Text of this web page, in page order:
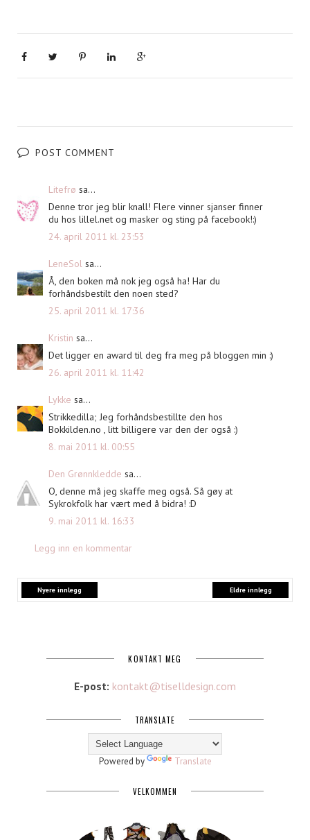
POST COMMENT
Litefrø sa...
Denne tror jeg blir knall! Flere vinner sjanser finner
du hos lillel.net og masker og sting på facebook!:)
24. april 2011 kl. 23:53
LeneSol sa...
Å, den boken må nok jeg også ha! Har du
forhåndsbestilt den noen sted?
25. april 2011 kl. 17:36
Kristin sa...
Det ligger en award til deg fra meg på bloggen min :)
26. april 2011 kl. 11:42
Lykke sa...
Strikkedilla; Jeg forhåndsbestillte den hos
Bokkilden.no , litt billigere var den der også :)
8. mai 2011 kl. 00:55
Den Grønnkledde sa...
O, denne må jeg skaffe meg også. Så gøy at
Sykrokfolk har vært med å bidra! :D
9. mai 2011 kl. 16:33
Legg inn en kommentar
Nyere innlegg Eldre innlegg
KONTAKT MEG
E-post: kontakt@tiselldesign.com
TRANSLATE
Powered by Translate
VELKOMMEN